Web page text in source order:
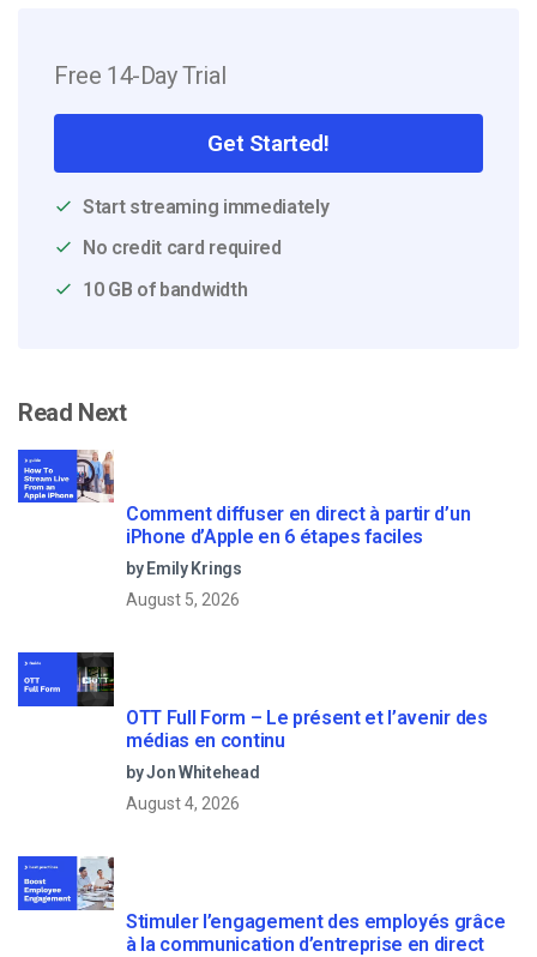
Free 14-Day Trial
Get Started!
Start streaming immediately
No credit card required
10 GB of bandwidth
Read Next
Comment diffuser en direct à partir d’un
iPhone d’Apple en 6 étapes faciles
by Emily Krings
August 5, 2026
OTT Full Form – Le présent et l’avenir des
médias en continu
by Jon Whitehead
August 4, 2026
Stimuler l’engagement des employés grâce
à la communication d’entreprise en direct